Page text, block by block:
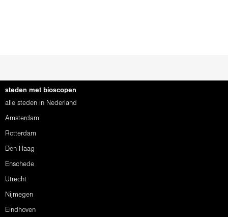
steden met bioscopen
alle steden in Nederland
Amsterdam
Rotterdam
Den Haag
Enschede
Utrecht
Nijmegen
Eindhoven